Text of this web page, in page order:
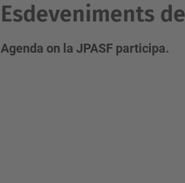
Esdeveniments
Agenda on la JPASF participa.